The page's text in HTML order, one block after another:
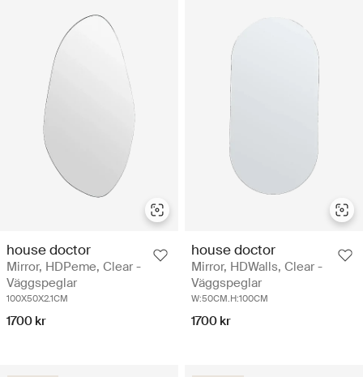
house doctor
Mirror, HDPeme, Clear -
Väggspeglar
100X50X2.1CM
1700 kr
house doctor
Mirror, HDWalls, Clear -
Väggspeglar
W:50CM.H:100CM
1700 kr